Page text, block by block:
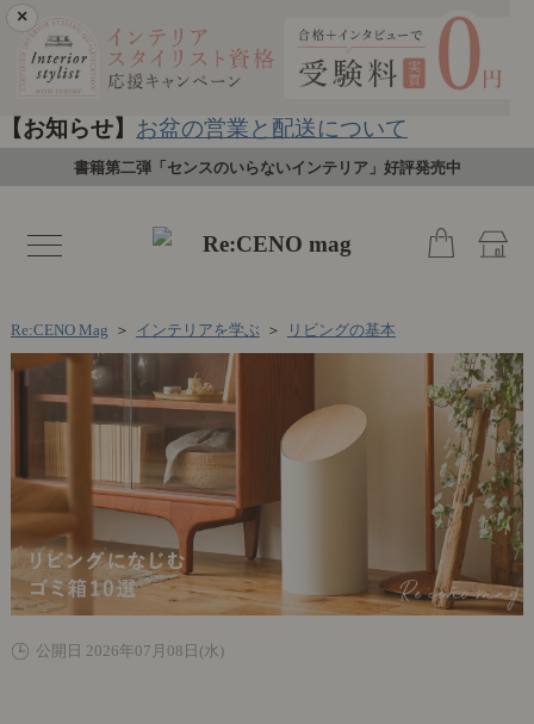
×
【お知らせ】 お盆の営業と配送について
書籍第二弾「センスのいらないインテリア」好評発売中
toggle
navigation
Re:CENO Mag ＞ インテリアを学ぶ ＞ リビングの基本
公開日 2026年07月08日(水)